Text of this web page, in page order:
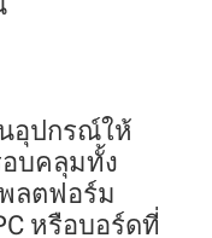
อุปกรณ์ให้
บคลุมทั้ง
ลตฟอร์ม
หรือบอร์ดที่